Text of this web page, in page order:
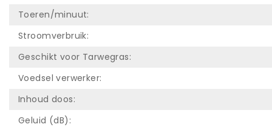
Toeren/minuut:
Stroomverbruik:
Geschikt voor Tarwegras:
Voedsel verwerker:
Inhoud doos:
Geluid (dB):